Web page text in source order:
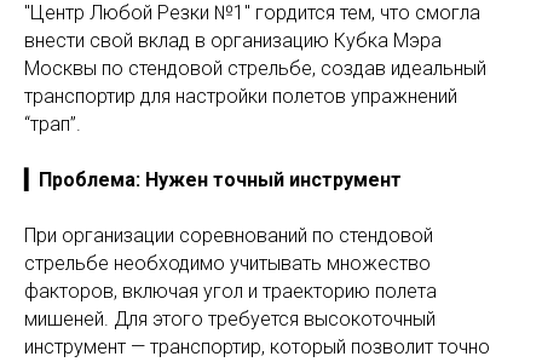
"Центр Любой Резки №1" гордится тем, что смогла
внести свой вклад в организацию Кубка Мэра
Москвы по стендовой стрельбе, создав идеальный
транспортир для настройки полетов упражнений
“трап”.
▎Проблема: Нужен точный инструмент
При организации соревнований по стендовой
стрельбе необходимо учитывать множество
факторов, включая угол и траекторию полета
мишеней. Для этого требуется высокоточный
инструмент — транспортир, который позволит точно